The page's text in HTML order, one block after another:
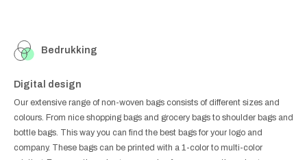
Bedrukking
Digital design
Our extensive range of non-woven bags consists of different sizes and
colours. From nice shopping bags and grocery bags to shoulder bags and
bottle bags. This way you can find the best bags for your logo and
company. These bags can be printed with a 1-color to multi-color